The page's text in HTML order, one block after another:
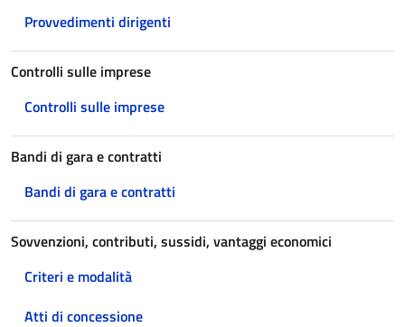
Provvedimenti dirigenti
Controlli sulle imprese
Controlli sulle imprese
Bandi di gara e contratti
Bandi di gara e contratti
Sovvenzioni, contributi, sussidi, vantaggi economici
Criteri e modalità
Atti di concessione